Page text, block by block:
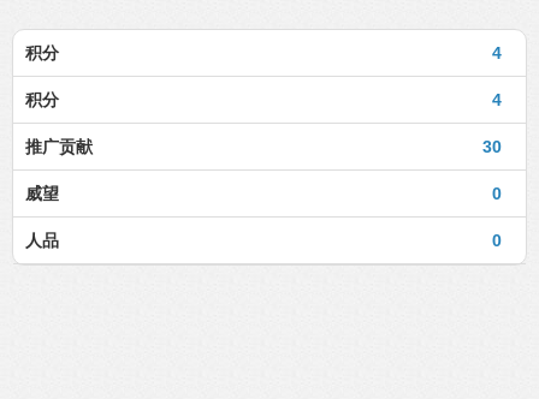
4
积分
4
积分
30
推广贡献
0
威望
0
人品